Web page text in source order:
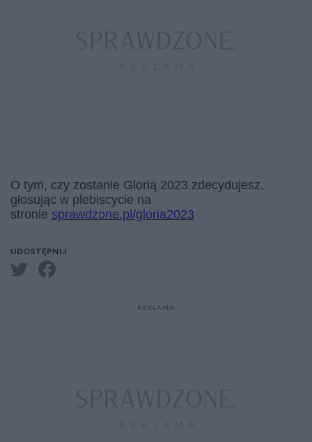
O tym, czy zostanie Glorią 2023 zdecydujesz,
głosując w plebiscycie na
stronie sprawdzone.pl/gloria2023
UDOSTĘPNIJ